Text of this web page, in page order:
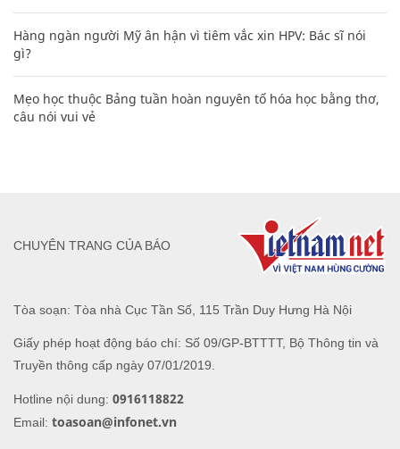
Hàng ngàn người Mỹ ân hận vì tiêm vắc xin HPV: Bác sĩ nói
gì?
Mẹo học thuộc Bảng tuần hoàn nguyên tố hóa học bằng thơ,
câu nói vui vẻ
Tòa soạn: Tòa nhà Cục Tần Số, 115 Trần Duy Hưng Hà Nội
Giấy phép hoạt động báo chí: Số 09/GP-BTTTT, Bộ Thông tin và
Truyền thông cấp ngày 07/01/2019.
Hotline nội dung: 0916118822
Email: toasoan@infonet.vn
CHUYÊN TRANG CỦA BÁO